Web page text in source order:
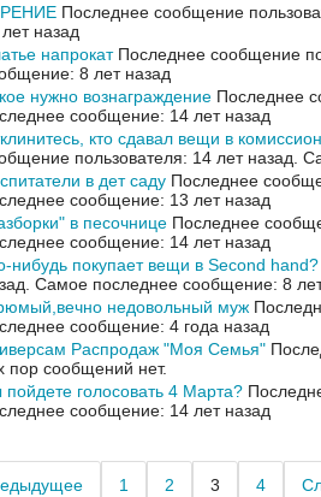
Последнее сообщение
назад
напрокатПоследнее сообщение
8 лет назад
нужно вознаграждение Последнее
сообщение: 14 лет назад
кто сдавал вещи в
пользователя: 14 лет назад.
в дет саду Последнее
сообщение: 13 лет назад
в песочнице Последнее
сообщение: 14 лет назад
нибудь покупает вещи в Second hand?
Самое последнее сообщение: 8
недовольный муж
сообщение: 4 года назад
Распродаж "Моя Семья"
пор сообщений нет.
пойдете голосовать 4 Марта?
сообщение: 14 лет назад
1 2 3 4